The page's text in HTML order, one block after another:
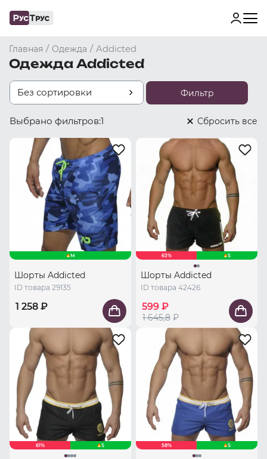
Главная / Одежда / Addicted
Одежда Addicted
Без сортировки Фильтр
Выбрано фильтров:1 Cбросить все
M
Шорты Addicted
ID товара 29135
1 258 ₽
63% S
Шорты Addicted
ID товара 42426
599 ₽
1 645,8 ₽
61% S 58% S